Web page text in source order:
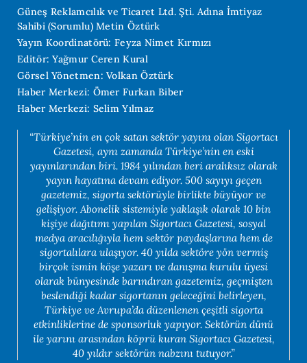
Güneş Reklamcılık ve Ticaret Ltd. Şti. Adına İmtiyaz
Sahibi (Sorumlu) Metin Öztürk
Yayın Koordinatörü: Feyza Nimet Kırmızı
Editör: Yağmur Ceren Kural
Görsel Yönetmen: Volkan Öztürk
Haber Merkezi: Ömer Furkan Biber
Haber Merkezi: Selim Yılmaz
“Türkiye’nin en çok satan sektör yayını olan Sigortacı
Gazetesi, aynı zamanda Türkiye’nin en eski
yayınlarından biri. 1984 yılından beri aralıksız olarak
yayın hayatına devam ediyor. 500 sayıyı geçen
gazetemiz, sigorta sektörüyle birlikte büyüyor ve
gelişiyor. Abonelik sistemiyle yaklaşık olarak 10 bin
kişiye dağıtımı yapılan Sigortacı Gazetesi, sosyal
medya aracılığıyla hem sektör paydaşlarına hem de
sigortalılara ulaşıyor. 40 yılda sektöre yön vermiş
birçok ismin köşe yazarı ve danışma kurulu üyesi
olarak bünyesinde barındıran gazetemiz, geçmişten
beslendiği kadar sigortanın geleceğini belirleyen,
Türkiye ve Avrupa’da düzenlenen çeşitli sigorta
etkinliklerine de sponsorluk yapıyor. Sektörün dünü
ile yarını arasından köprü kuran Sigortacı Gazetesi,
40 yıldır sektörün nabzını tutuyor.”